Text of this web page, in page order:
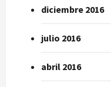
diciembre 2016
julio 2016
abril 2016